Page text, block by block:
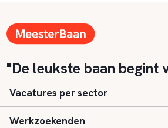
"De leukste baan begint
Vacatures per sector
Basisonderwijs
Werkzoekenden